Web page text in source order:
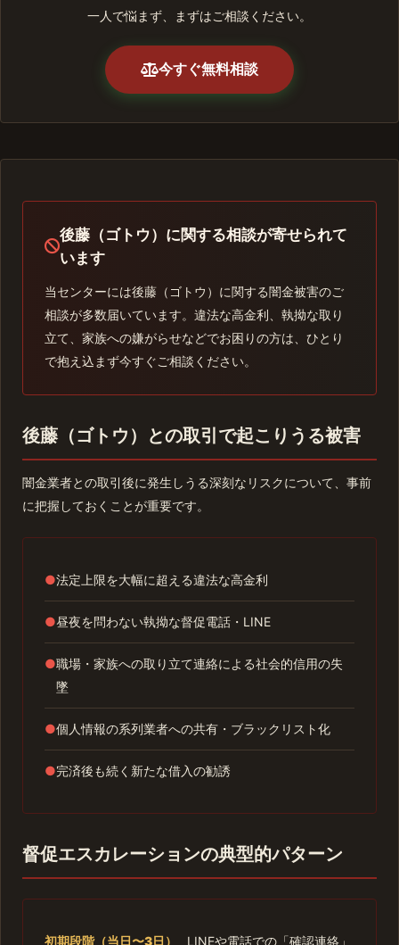
一人で悩まず、まずはご相談ください。
今すぐ無料相談
後藤（ゴトウ）に関する相談が寄せられて
います
当センターには後藤（ゴトウ）に関する闇金被害のご
相談が多数届いています。違法な高金利、執拗な取り
立て、家族への嫌がらせなどでお困りの方は、ひとり
で抱え込まず今すぐご相談ください。
後藤（ゴトウ）との取引で起こりうる被害
闇金業者との取引後に発生しうる深刻なリスクについて、事前
に把握しておくことが重要です。
●法定上限を大幅に超える違法な高金利
●昼夜を問わない執拗な督促電話・LINE
●職場・家族への取り立て連絡による社会的信用の失
墜
●個人情報の系列業者への共有・ブラックリスト化
●完済後も続く新たな借入の勧誘
督促エスカレーションの典型的パターン
初期段階（当日〜3日）
LINEや電話での「確認連絡」